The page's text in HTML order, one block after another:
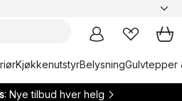
KjøkkenutstyrBelysningGulvtepper
: Nye tilbud hver helg